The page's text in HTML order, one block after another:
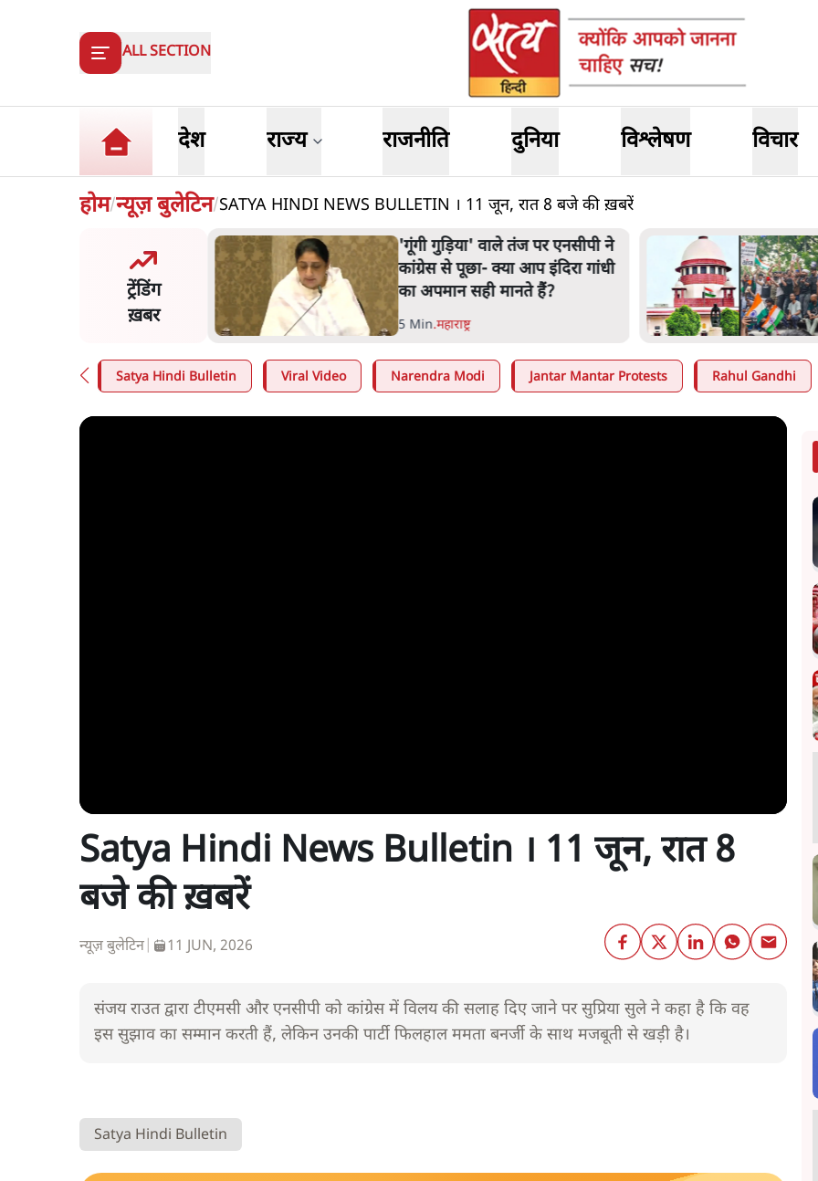
ALL SECTION
देश राज्य राजनीति दुनिया विश्लेषण विचार
होम/न्यूज़ बुलेटिन/SATYA HINDI NEWS BULLETIN । 11 जून, रात 8 बजे की ख़बरें
ट्रेंडिंग
ख़बर
वाले तंज पर एनसीपी ने
से पूछा- क्या आप इंदिरा गांधी
जंतर-मंतर प्रोटेस्ट- 'ताकतवर सरकार
के नाम पर आक्रामकता न दिखाए
पुलिस, जेन जी को सुने': SC
5 Min.देश
Satya Hindi Bulletin Viral Video Narendra Modi Jantar Mantar Protests Rahul Gandhi
Satya Hindi News Bulletin । 11 जून, रात 8
बजे की ख़बरें
न्यूज़ बुलेटिन| 11 JUN, 2026
संजय राउत द्वारा टीएमसी और एनसीपी को कांग्रेस में विलय की सलाह दिए जाने पर सुप्रिया सुले ने कहा है कि वह
इस सुझाव का सम्मान करती हैं, लेकिन उनकी पार्टी फिलहाल ममता बनर्जी के साथ मजबूती से खड़ी है।
Satya Hindi Bulletin